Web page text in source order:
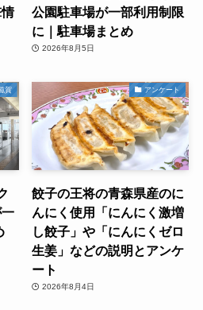
公園駐車場が一部利用制限
に｜駐車場まとめ
2026年8月5日
賀 アンケート
餃子の王将の青森県産のに
んにく使用「にんにく激増
し餃子」や「にんにくゼロ
生姜」などの説明とアンケ
ート
2026年8月4日